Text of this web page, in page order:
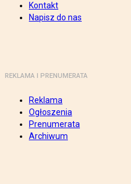
Kontakt
Napisz do nas
REKLAMA I PRENUMERATA
Reklama
Ogłoszenia
Prenumerata
Archiwum